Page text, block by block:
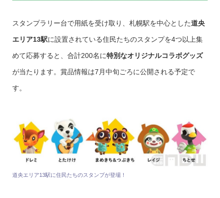
スタンプラリー台で用紙を受け取り、札幌駅を中心とした道央
エリア13駅に設置されている住民たちのスタンプを4つ以上集
めて応募すると、合計200名に特別なオリジナルコラボグッズ
が当たります。賞品情報は7月中旬ごろに公開される予定で
す。
道央エリア13駅に住民たちのスタンプが登場！